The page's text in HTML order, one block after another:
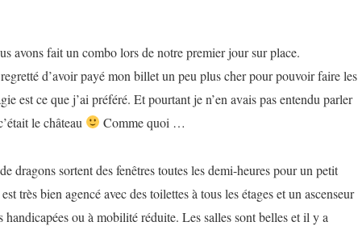
avons fait un combo lors de notre premier jour sur place.
d’avoir payé mon billet un peu plus cher pour pouvoir faire les
est ce que j’ai préféré. Et pourtant je n’en avais pas entendu parler
le château
Comme quoi …
dragons sortent des fenêtres toutes les demi-heures pour un petit
très bien agencé avec des toilettes à tous les étages et un ascenseur
ou à mobilité réduite. Les salles sont belles et il y a